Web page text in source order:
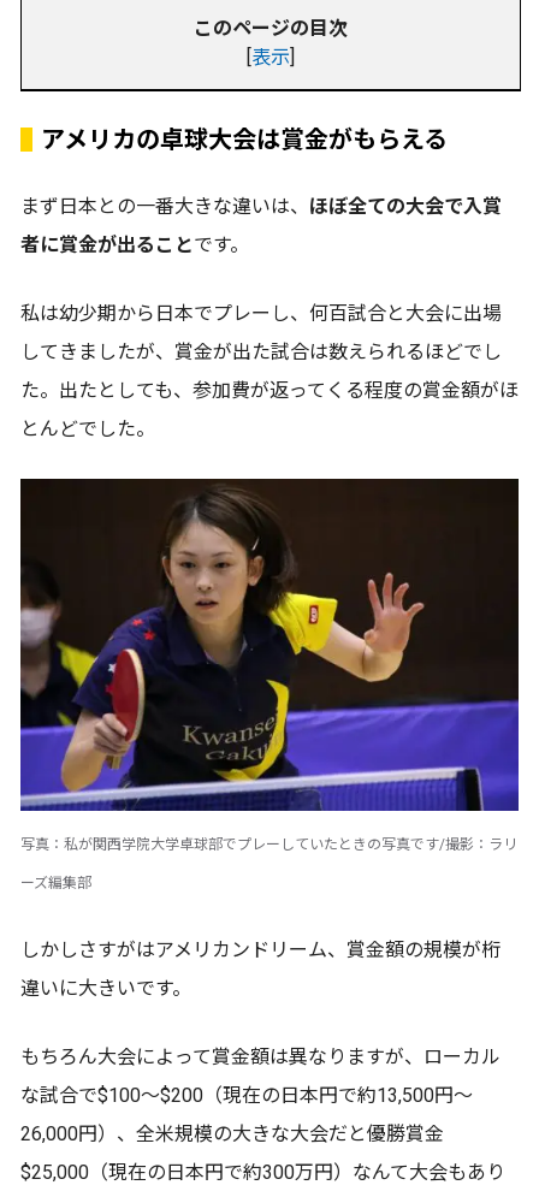
このページの目次
[表示]
アメリカの卓球大会は賞金がもらえる
まず日本との一番大きな違いは、 ほぼ全ての大会で入賞
者に賞金が出ることです。
私は幼少期から日本でプレーし、何百試合と大会に出場
してきましたが、賞金が出た試合は数えられるほどでし
た。出たとしても、参加費が返ってくる程度の賞金額がほ
とんどでした。
写真：私が関西学院大学卓球部でプレーしていたときの写真です/撮影：ラリ
ーズ編集部
しかしさすがはアメリカンドリーム、賞金額の規模が桁
違いに大きいです。
もちろん大会によって賞金額は異なりますが、ローカル
な試合で$100〜$200（現在の日本円で約13,500円〜
26,000円）、全米規模の大きな大会だと優勝賞金
$25,000（現在の日本円で約300万円）なんて大会もあり